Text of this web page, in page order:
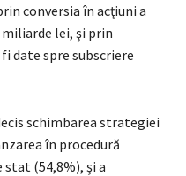
conversia în acţiuni a
miliarde lei, şi prin
date spre subscriere
schimbarea strategiei
în procedură
(54,8%), şi a